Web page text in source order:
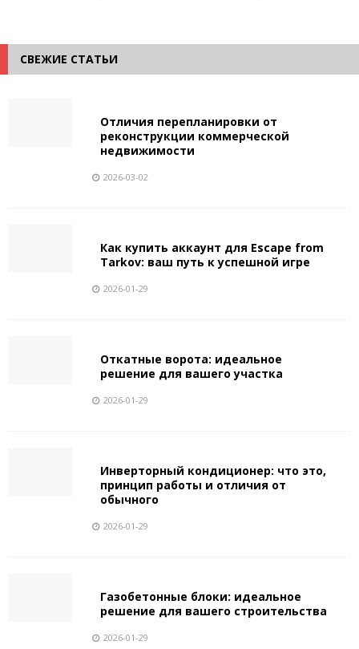
СВЕЖИЕ СТАТЬИ
Отличия перепланировки от
реконструкции коммерческой
недвижимости
2026-03-02
Как купить аккаунт для Escape from
Tarkov: ваш путь к успешной игре
2026-01-29
Откатные ворота: идеальное
решение для вашего участка
2026-01-29
Инверторный кондиционер: что это,
принцип работы и отличия от
обычного
2026-01-29
Газобетонные блоки: идеальное
решение для вашего строительства
2026-01-29